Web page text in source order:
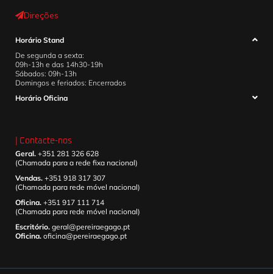
Direções
Horário Stand
De segunda a sexta:
09h-13h e das 14h30-19h
Sábados: 09h-13h
Domingos e feriados: Encerrados
Horário Oficina
| Contacte-nos
Geral. +351 281 326 628
(Chamada para a rede fixa nacional)
Vendas. +351 918 317 307
(Chamada para rede móvel nacional)
Oficina. +351 917 111 714
(Chamada para rede móvel nacional)
Escritório. geral@pereiraegago.pt
Oficina. oficina@pereiraegago.pt